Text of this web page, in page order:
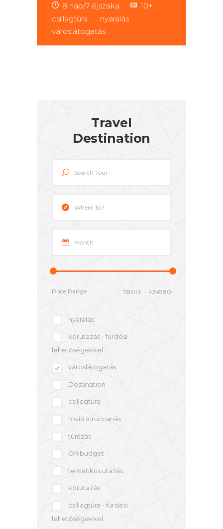
8 nap/7 éjszaka
10+
csillagtúra
nyaralás
városlátogatás
Travel
Destination
Price Range
nyaralás
körutazás - fürdési
lehetőségekkel
városlátogatás
Destination
csillagtúra
rövid kiruccanás
túrázás
On budget
tematikus utazás
körutazás
csillagtúra - fürdési
lehetőségekkel